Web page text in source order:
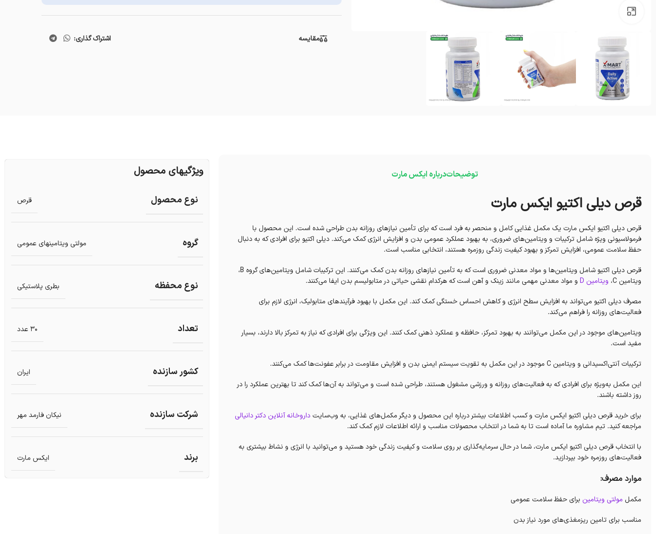
مقایسه اشتراک گذاری:
توضیحاتدرباره ایکس مارت
قرص دیلی اکتیو ایکس مارت
قرص دیلی اکتیو ایکس مارت یک مکمل غذایی کامل و منحصر به فرد است که برای تأمین نیازهای روزانه بدن طراحی شده است. این محصول با
فرمولاسیونی ویژه شامل ترکیبات و ویتامین‌های ضروری، به بهبود عملکرد عمومی بدن و افزایش انرژی کمک می‌کند. دیلی اکتیو برای افرادی که به دنبال
حفظ سلامت عمومی، افزایش تمرکز و بهبود کیفیت زندگی روزمره هستند، انتخابی مناسب است.
قرص دیلی اکتیو شامل ویتامین‌ها و مواد معدنی ضروری است که به تأمین نیازهای روزانه بدن کمک می‌کنند. این ترکیبات شامل ویتامین‌های گروه B،
ویتامین C،
ویتامین D
و مواد معدنی مهمی مانند زینک و آهن است که هرکدام نقشی حیاتی در متابولیسم بدن ایفا می‌کنند.
مصرف دیلی اکتیو می‌تواند به افزایش سطح انرژی و کاهش احساس خستگی کمک کند. این مکمل با بهبود فرآیندهای متابولیک، انرژی لازم برای
فعالیت‌های روزانه را فراهم می‌کند.
ویتامین‌های موجود در این مکمل می‌توانند به بهبود تمرکز، حافظه و عملکرد ذهنی کمک کنند. این ویژگی برای افرادی که نیاز به تمرکز بالا دارند، بسیار
مفید است.
ترکیبات آنتی‌اکسیدانی و ویتامین C موجود در این مکمل به تقویت سیستم ایمنی بدن و افزایش مقاومت در برابر عفونت‌ها کمک می‌کنند.
این مکمل به‌ویژه برای افرادی که به فعالیت‌های روزانه و ورزشی مشغول هستند، طراحی شده است و می‌تواند به آن‌ها کمک کند تا بهترین عملکرد را در
روز داشته باشند.
برای خرید قرص دیلی اکتیو ایکس مارت و کسب اطلاعات بیشتر درباره این محصول و دیگر مکمل‌های غذایی، به وب‌سایتداروخانه آنلاین دکتر دانیالی
مراجعه کنید. تیم مشاوره ما آماده است تا به شما در انتخاب محصولات مناسب و ارائه اطلاعات لازم کمک کند.
با انتخاب قرص دیلی اکتیو ایکس مارت، شما در حال سرمایه‌گذاری بر روی سلامت و کیفیت زندگی خود هستید و می‌توانید با انرژی و نشاط بیشتری به
فعالیت‌های روزمره خود بپردازید.
موارد مصرف:
مکمل مولتی ویتامین برای حفظ سلامت عمومی
مناسب برای تامین ریزمغذی‌های مورد نیاز بدن
ویژگیهای محصول
نوع محصول قرص
گروه مولتی ویتامینهای عمومی
نوع محفظه بطری پلاستیکی
تعداد 30 عدد
کشور سازنده ایران
شرکت سازنده نیکان فارمد مهر
برند ایکس مارت